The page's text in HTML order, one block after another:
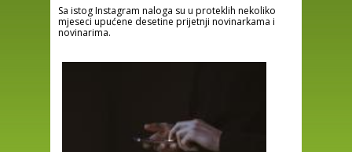
Sa istog Instagram naloga su u proteklih nekoliko
mjeseci upućene desetine prijetnji novinarkama i
novinarima.